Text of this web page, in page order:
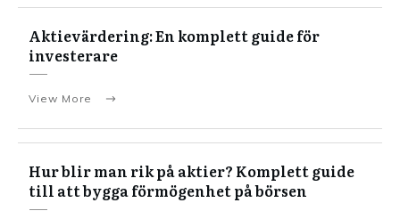
Aktievärdering: En komplett guide för
investerare
View More
Hur blir man rik på aktier? Komplett guide
till att bygga förmögenhet på börsen